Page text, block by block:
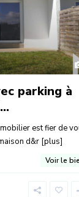
parking à
est fier de
d&r [plus]
Voir le